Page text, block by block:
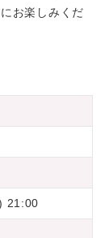
お楽しみくだ
21:00